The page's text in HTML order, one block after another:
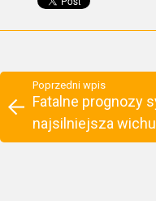
Poprzedni wpis
Fatalne prognozy
najsilniejsza